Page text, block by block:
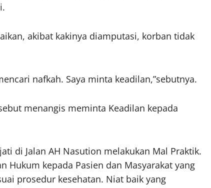
akibat kakinya diamputasi, korban tidak
nafkah. Saya minta keadilan,”sebutnya.
menangis meminta Keadilan kepada
di Jalan AH Nasution melakukan Mal Praktik.
Hukum kepada Pasien dan Masyarakat yang
prosedur kesehatan. Niat baik yang